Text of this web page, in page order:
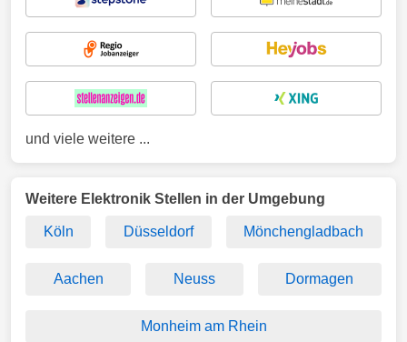
und viele weitere ...
Weitere Elektronik Stellen in der Umgebung
Köln Düsseldorf Mönchengladbach
Aachen Neuss Dormagen
Monheim am Rhein